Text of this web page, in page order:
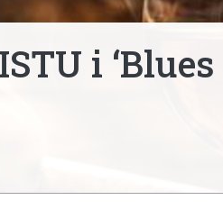
i ‘Blues